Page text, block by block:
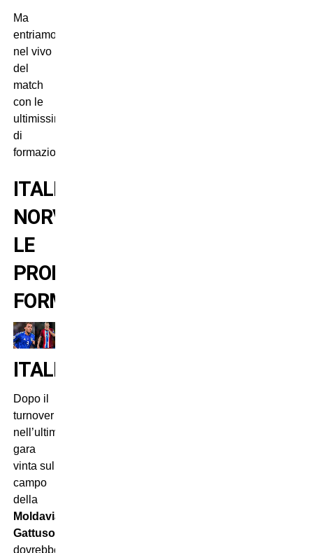
Ma
entriamo
nel vivo
del
match
con le
ultimissime
di
formazione.
ITALIA-
NORVEGIA:
LE
PROBABILI
FORMAZIONI
ITALIA
Dopo il
turnover
nell’ultima
gara
vinta sul
campo
della
Moldavia
Gattuso
dovrebbe